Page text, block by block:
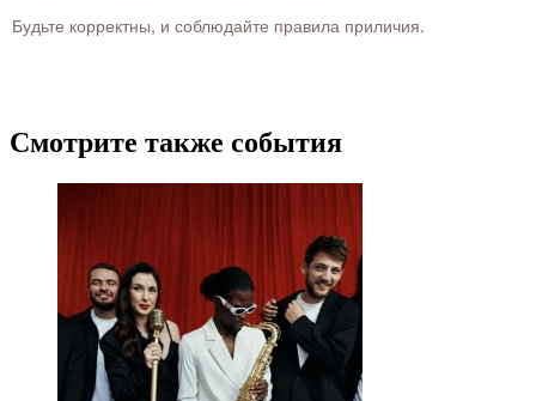
Будьте корректны, и соблюдайте правила приличия.
Смотрите также события